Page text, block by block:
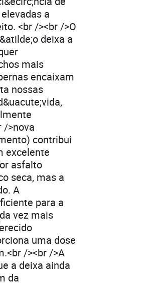
a
<br /><br />O
deixa a
mais
encaixam
nossas
/>nova
contribui
excelente
asfalto
seca, mas a
A
para a
vez mais
uma dose
/><br />A
a deixa ainda
da